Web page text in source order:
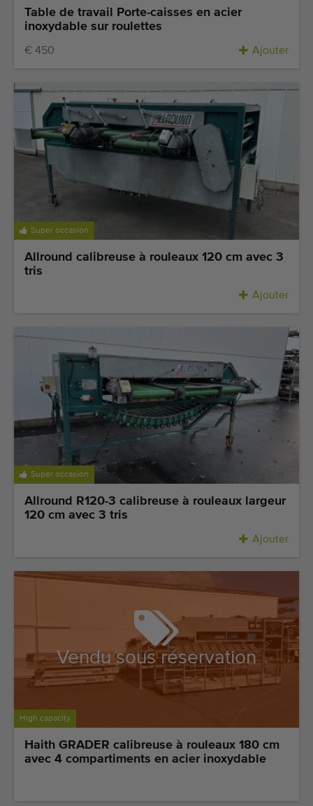
Table de travail Porte-caisses en acier
inoxydable sur roulettes
€ 450 Ajouter
Super occasion
Allround calibreuse à rouleaux 120 cm avec 3
tris
Ajouter
Super occasion
Allround R120-3 calibreuse à rouleaux largeur
120 cm avec 3 tris
Ajouter
High capacity
Vendu sous réservation
Haith GRADER calibreuse à rouleaux 180 cm
avec 4 compartiments en acier inoxydable